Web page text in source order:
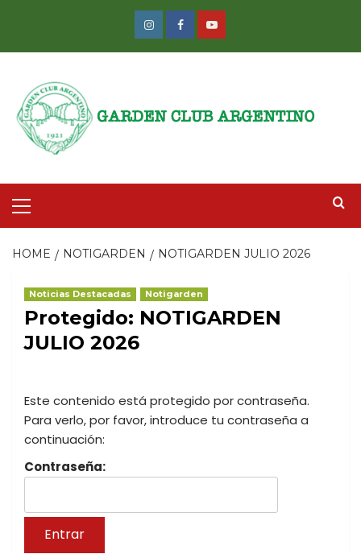
Instagram
FacebookYoutube
Menu
HOME NOTIGARDEN NOTIGARDEN JULIO 2026
Noticias Destacadas Notigarden
Protegido: NOTIGARDEN
JULIO 2026
Este contenido está protegido por contraseña.
Para verlo, por favor, introduce tu contraseña a
continuación:
Contraseña: